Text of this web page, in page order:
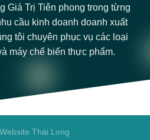
Giá Trị Tiên phong trong từng
cầu kinh doanh doanh xuất
tôi chuyên phục vụ các loại
máy chế biến thực phẩm.
Thái Long